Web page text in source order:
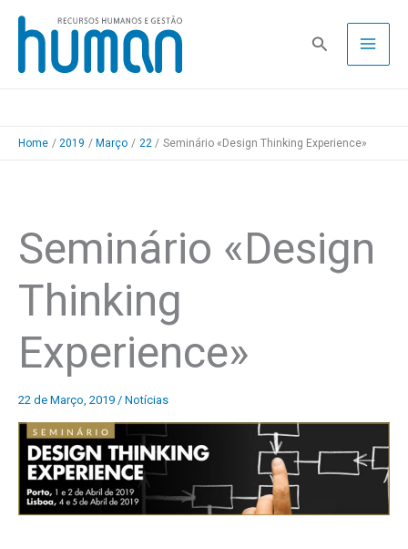
Skip
content
Pesquisa
Home 2019 Março 22 Seminário «Design Thinking Experience»
Seminário «Design
Thinking
Experience»
22 de Março, 2019 / Notícias